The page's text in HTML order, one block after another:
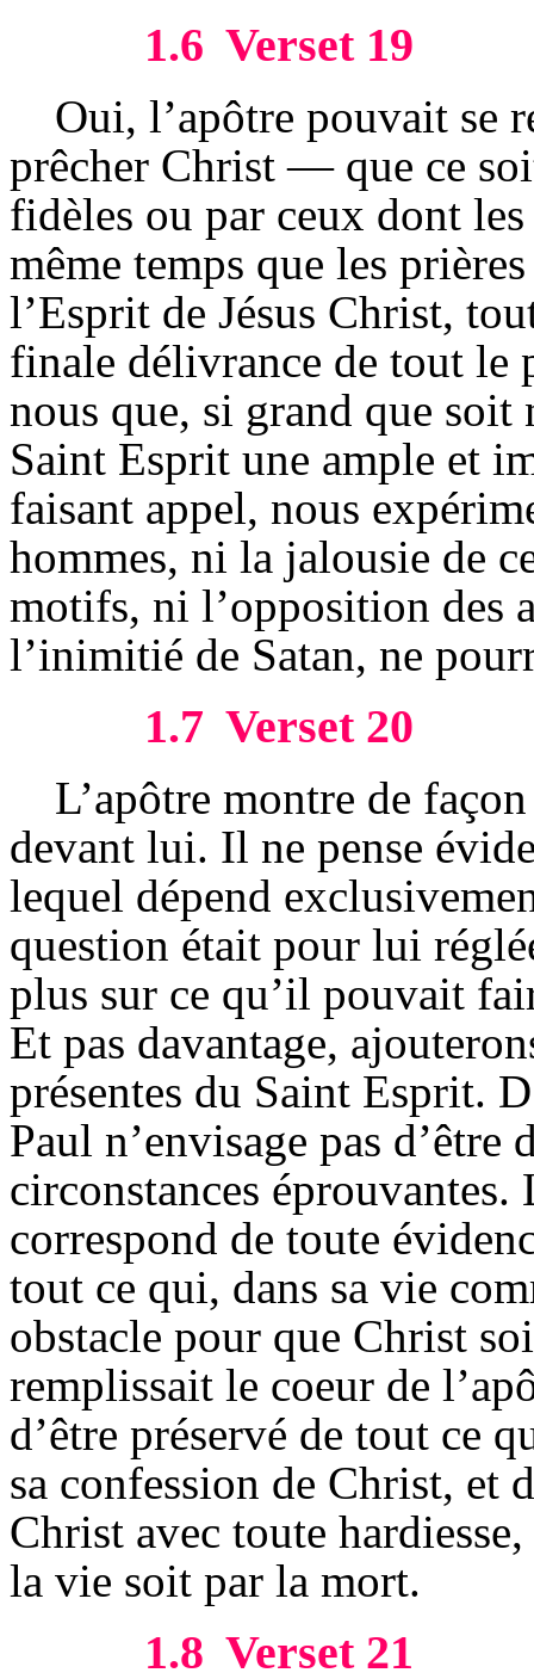
1.6 Verset 19
Oui, l’apôtre pouvait se
prêcher Christ — que ce
fidèles ou par ceux dont
même temps que les
l’Esprit de Jésus Christ,
finale délivrance de tout le
nous que, si grand que soit
Saint Esprit une ample et
faisant appel, nous
hommes, ni la jalousie de
motifs, ni l’opposition des
l’inimitié de Satan, ne
1.7 Verset 20
L’apôtre montre de
devant lui. Il ne pense
lequel dépend
question était pour lui
plus sur ce qu’il pouvait
Et pas davantage,
présentes du Saint Esprit.
Paul n’envisage pas
circonstances
correspond de toute
tout ce qui, dans sa vie
obstacle pour que Christ
remplissait le coeur de
d’être préservé de tout ce
sa confession de Christ, et
Christ avec toute
la vie soit par la mort.
1.8 Verset 21